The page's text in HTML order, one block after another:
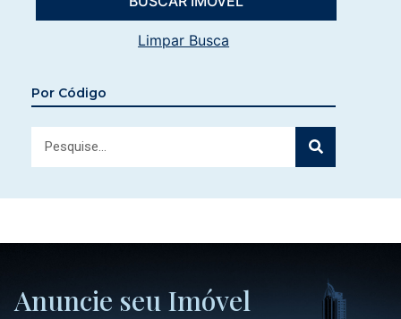
Limpar Busca
Por Código
Anuncie seu Imóvel